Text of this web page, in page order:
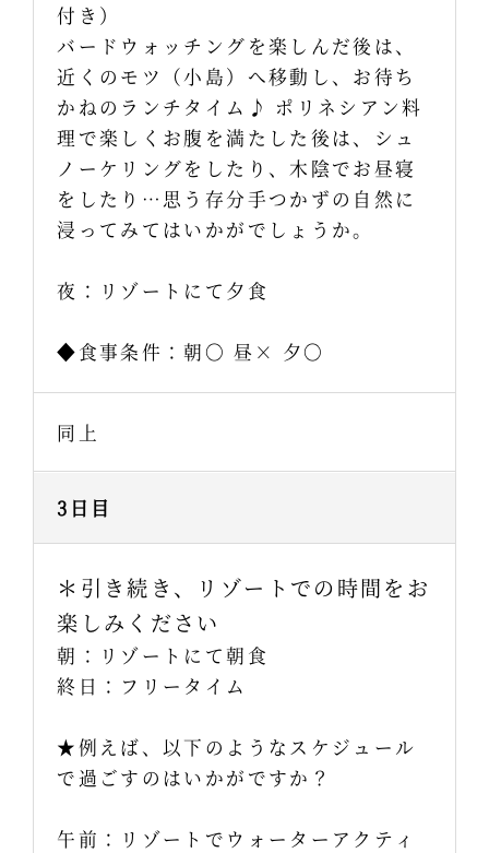
付き）
バードウォッチングを楽しんだ後は、
近くのモツ（小島）へ移動し、お待ち
かねのランチタイム♪ ポリネシアン料
理で楽しくお腹を満たした後は、シュ
ノーケリングをしたり、木陰でお昼寝
をしたり…思う存分手つかずの自然に
浸ってみてはいかがでしょうか。
夜：リゾートにて夕食
◆食事条件：朝〇 昼× 夕〇
同上
3日目
＊引き続き、リゾートでの時間をお
楽しみください
朝：リゾートにて朝食
終日：フリータイム
★例えば、以下のようなスケジュール
で過ごすのはいかがですか？
午前：リゾートでウォーターアクティ